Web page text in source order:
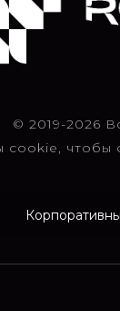
© 2019-2026
cookie, чтобы